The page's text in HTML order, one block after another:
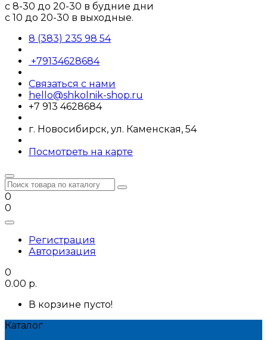
с 8-30 до 20-30 в будние дни
с 10 до 20-30 в выходные.
8 (383) 235 98 54
+79134628684
Связаться с нами
hello@shkolnik-shop.ru
+7 913 4628684
г. Новосибирск, ул. Каменская, 54
Посмотреть на карте
0
0
Регистрация
Авторизация
0
0.00 р.
В корзине пусто!
Каталог